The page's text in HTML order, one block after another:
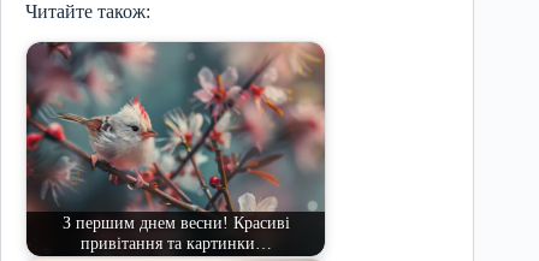
Читайте також:
З першим днем весни! Красиві
привітання та картинки…